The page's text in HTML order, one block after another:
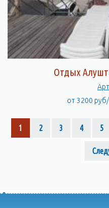
Отдых
от 3200
1 2 3 4 5